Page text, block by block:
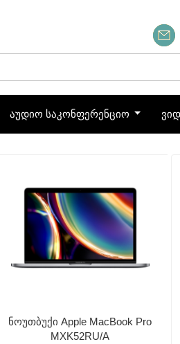
აუდიო საკონფერენციო
Ნოუთბუქი Apple MacBook Pro
MXK52RU/A